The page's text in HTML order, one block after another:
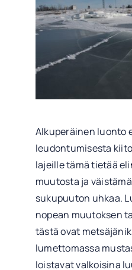
Alkuperäinen luonto
leudontumisesta
lajeille tämä tietää
muutosta ja
sukupuuton uhkaa.
nopean muutoksen
tästä ovat
lumettomassa
loistavat valkoisina